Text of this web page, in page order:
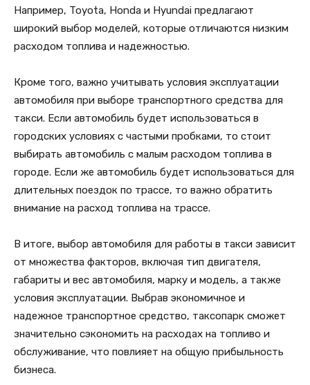
Например, Toyota, Honda и Hyundai предлагают
широкий выбор моделей, которые отличаются низким
расходом топлива и надежностью.
Кроме того, важно учитывать условия эксплуатации
автомобиля при выборе транспортного средства для
такси. Если автомобиль будет использоваться в
городских условиях с частыми пробками, то стоит
выбирать автомобиль с малым расходом топлива в
городе. Если же автомобиль будет использоваться для
длительных поездок по трассе, то важно обратить
внимание на расход топлива на трассе.
В итоге, выбор автомобиля для работы в такси зависит
от множества факторов, включая тип двигателя,
габариты и вес автомобиля, марку и модель, а также
условия эксплуатации. Выбрав экономичное и
надежное транспортное средство, таксопарк сможет
значительно сэкономить на расходах на топливо и
обслуживание, что повлияет на общую прибыльность
бизнеса.